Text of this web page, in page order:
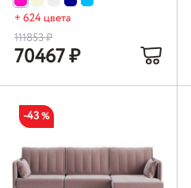
+ 624 цвета
111853₽
70467₽
-43%